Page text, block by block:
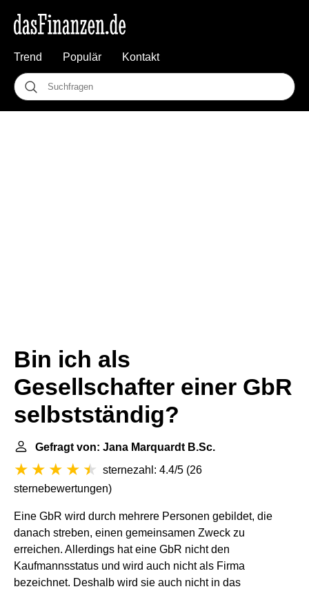
Trend Populär Kontakt
Bin ich als
Gesellschafter einer GbR
selbstständig?
Gefragt von: Jana Marquardt B.Sc.
sternezahl: 4.4/5 (26
sternebewertungen)
Eine GbR wird durch mehrere Personen gebildet, die
danach streben, einen gemeinsamen Zweck zu
erreichen. Allerdings hat eine GbR nicht den
Kaufmannsstatus und wird auch nicht als Firma
bezeichnet. Deshalb wird sie auch nicht in das